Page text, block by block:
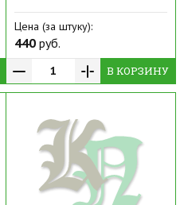
Цена (за штуку):
440руб.
В КОРЗИНУ